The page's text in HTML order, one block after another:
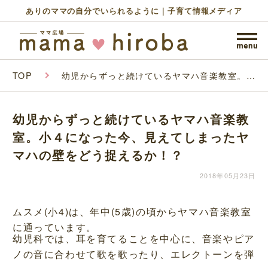
ありのママの自分でいられるように｜子育て情報メディア
TOP 幼児からずっと続けているヤマハ音楽教室。小
う捉えるか！？
幼児からずっと続けているヤマハ音楽教
室。小４になった今、見えてしまったヤ
マハの壁をどう捉えるか！？
2018年05月23日
ムスメ(小4)は、年中(5歳)の頃からヤマハ音楽教室
に通っています。
幼児科では、耳を育てることを中心に、音楽やピア
ノの音に合わせて歌を歌ったり、エレクトーンを弾